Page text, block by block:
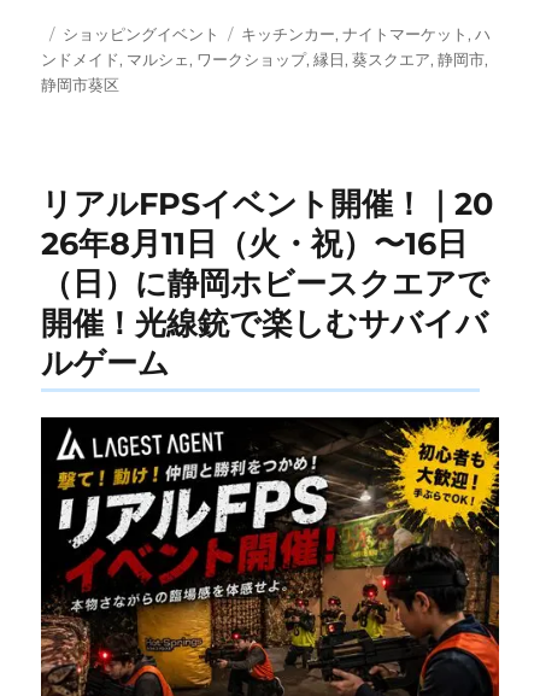
投
稿
日:
カ
テ
ゴ
ショッピングイベント
タ
グ
キッチンカー,ナイトマーケット ,ハ
ンドメイド, マルシェ, ワークショップ,縁日,葵スクエア,静岡市,
静岡市葵区
リアルFPSイベント開催！｜20
26年8月11日（火・祝）〜16日
（日）に静岡ホビースクエアで
開催！光線銃で楽しむサバイバ
ルゲーム